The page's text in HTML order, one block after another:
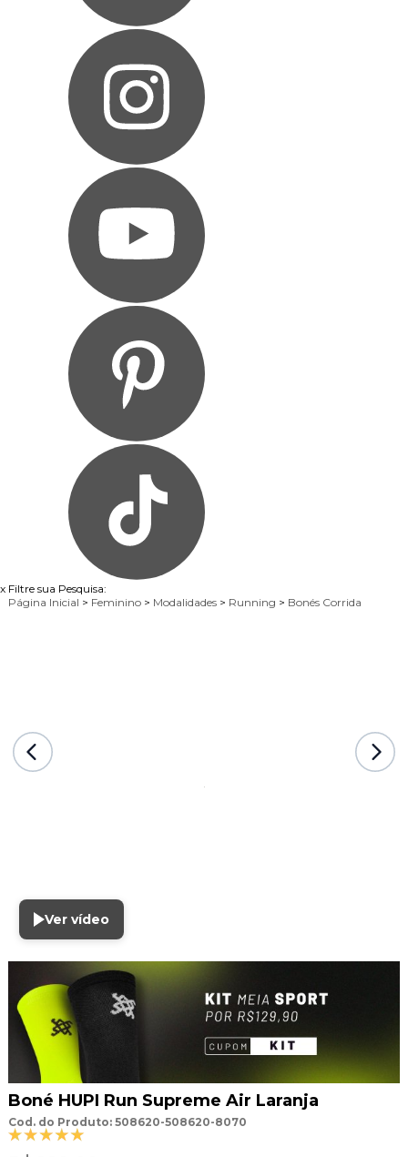
x Filtre sua Pesquisa:
Página Inicial > Feminino > Modalidades > Running > Bonés Corrida
Ver vídeo
Boné HUPI Run Supreme Air Laranja
Cod. do Produto: 508620-508620-8070